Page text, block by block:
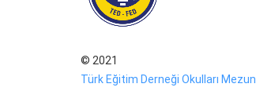
© 2021
Türk Eğitim Derneği Okulları Mezun